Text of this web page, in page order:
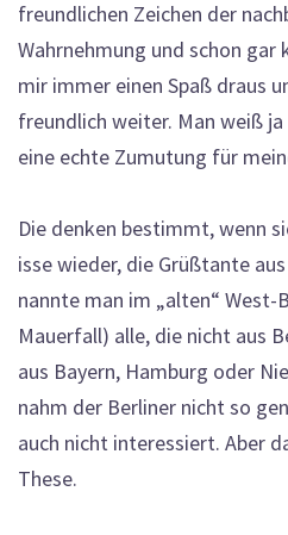
freundlichen Zeichen der
Wahrnehmung und schon gar
mir immer einen Spaß draus
freundlich weiter. Man weiß
eine echte Zumutung für
Die denken bestimmt, wenn
isse wieder, die Grüßtante
nannte man im „alten“ West-
Mauerfall) alle, die nicht aus
aus Bayern, Hamburg oder
nahm der Berliner nicht so
auch nicht interessiert. Aber
These.